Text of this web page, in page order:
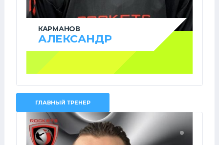
КАРМАНОВ
АЛЕКСАНДР
ГЛАВНЫЙ ТРЕНЕР